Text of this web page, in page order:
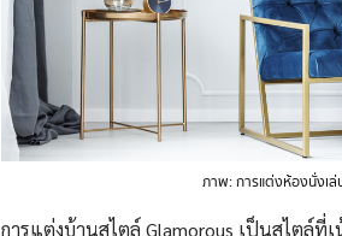
ภาพ: การแต่งห้องนั่งเล่
การแต่งบ้านสไตล์ Glamorous เป็นสไตล์ที่